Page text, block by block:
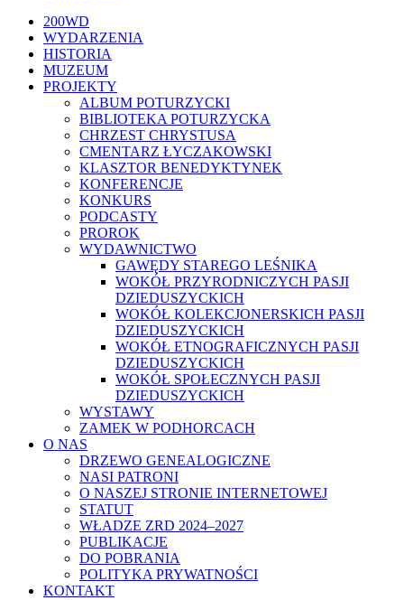
Close
Menu
200WD
WYDARZENIA
HISTORIA
MUZEUM
PROJEKTY
ALBUM POTURZYCKI
BIBLIOTEKA POTURZYCKA
CHRZEST CHRYSTUSA
CMENTARZ ŁYCZAKOWSKI
KLASZTOR BENEDYKTYNEK
KONFERENCJE
KONKURS
PODCASTY
PROROK
WYDAWNICTWO
GAWĘDY STAREGO LEŚNIKA
WOKÓŁ PRZYRODNICZYCH PASJI
DZIEDUSZYCKICH
WOKÓŁ KOLEKCJONERSKICH PASJI
DZIEDUSZYCKICH
WOKÓŁ ETNOGRAFICZNYCH PASJI
DZIEDUSZYCKICH
WOKÓŁ SPOŁECZNYCH PASJI
DZIEDUSZYCKICH
WYSTAWY
ZAMEK W PODHORCACH
O NAS
DRZEWO GENEALOGICZNE
NASI PATRONI
O NASZEJ STRONIE INTERNETOWEJ
STATUT
WŁADZE ZRD 2024–2027
PUBLIKACJE
DO POBRANIA
POLITYKA PRYWATNOŚCI
KONTAKT